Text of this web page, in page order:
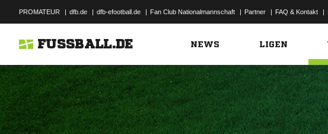
PROMATEUR | dfb.de | dfb-efootball.de | Fan Club Nationalmannschaft | Partner | FAQ & Kontakt |
FUSSBALL.DE NEWS LIGEN